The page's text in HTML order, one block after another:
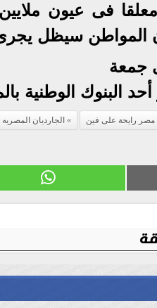
فى عيون
المواطن سيظل يجرى
جمعة
البنوك الوطنية
مصر رايحة على فين الجارديان المصريه